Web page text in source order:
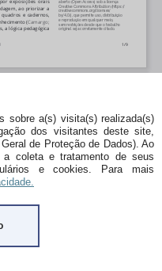
sobre a(s) visita(s) realizada(s)
dos visitantes deste site,
de Proteção de Dados). Ao
coleta e tratamento de seus
e cookies. Para mais